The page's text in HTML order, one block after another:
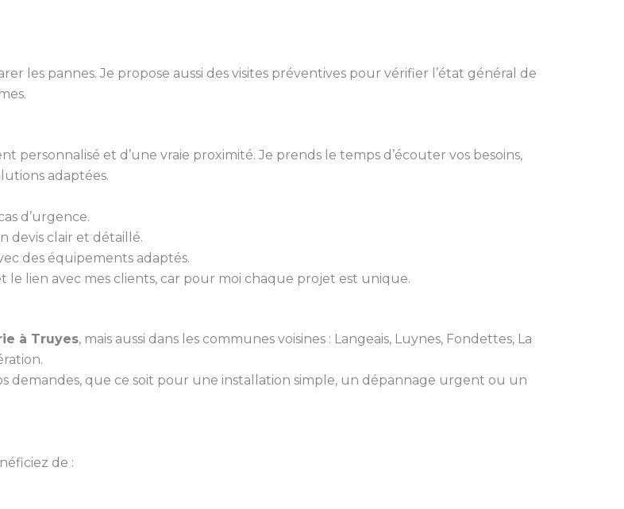
les pannes. Je propose aussi des visites préventives pour vérifier l’état général de
personnalisé et d’une vraie proximité. Je prends le temps d’écouter vos besoins,
adaptées.
d’urgence.
devis clair et détaillé.
des équipements adaptés.
le lien avec mes clients, car pour moi chaque projet est unique.
à Truyes, mais aussi dans les communes voisines : Langeais, Luynes, Fondettes, La
demandes, que ce soit pour une installation simple, un dépannage urgent ou un
de :